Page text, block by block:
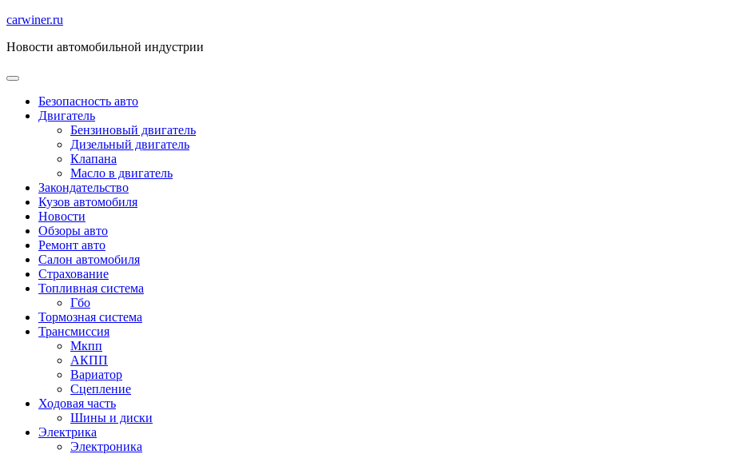
Перейти
содержимому
carwiner.ru
Новости автомобильной индустрии
Безопасность авто
Двигатель
Бензиновый двигатель
Дизельный двигатель
Клапана
Масло в двигатель
Закондательство
Кузов автомобиля
Новости
Обзоры авто
Ремонт авто
Салон автомобиля
Страхование
Топливная система
Гбо
Тормозная система
Трансмиссия
Мкпп
АКПП
Вариатор
Сцепление
Ходовая часть
Шины и диски
Электрика
Электроника